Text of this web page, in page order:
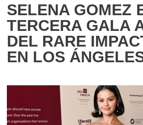
SELENA GOMEZ
TERCERA GALA
DEL RARE
EN LOS